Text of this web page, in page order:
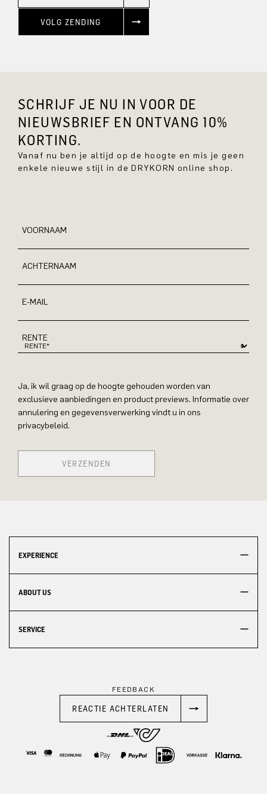
VOLG ZENDING
SCHRIJF JE NU IN VOOR DE
NIEUWSBRIEF EN ONTVANG 10%
KORTING.
Vanaf nu ben je altijd op de hoogte en mis je geen
enkele nieuwe stijl in de DRYKORN online shop.
VOORNAAM
ACHTERNAAM
E-MAIL
RENTE
Ja, ik wil graag op de hoogte gehouden worden van
exclusieve aanbiedingen en product previews. Informatie over
annulering en gegevensverwerking vindt u in ons
privacybeleid.
VERZENDEN
EXPERIENCE
ABOUT US
SERVICE
FEEDBACK
REACTIE ACHTERLATEN